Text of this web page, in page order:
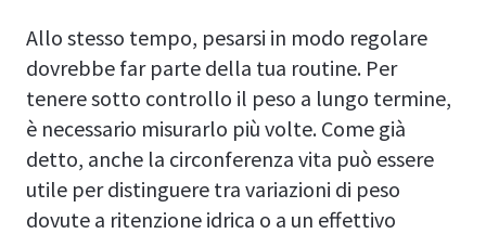
Allo stesso tempo, pesarsi in modo regolare
dovrebbe far parte della tua routine. Per
tenere sotto controllo il peso a lungo termine,
è necessario misurarlo più volte. Come già
detto, anche la circonferenza vita può essere
utile per distinguere tra variazioni di peso
dovute a ritenzione idrica o a un effettivo